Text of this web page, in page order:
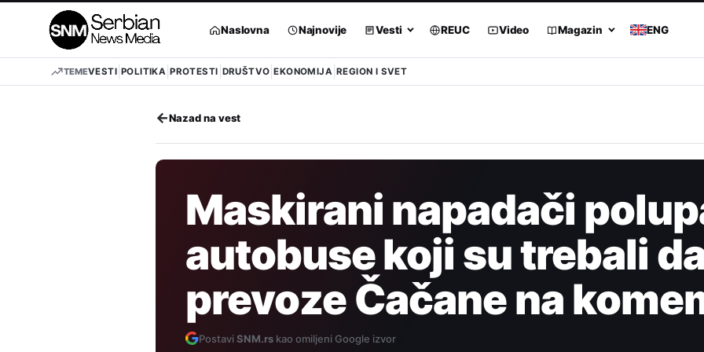
Naslovna Najnovije Vesti REUC Video Magazin ENG
TEMEVESTI POLITIKA PROTESTI DRUŠTVO EKONOMIJA REGION I SVET
←Nazad na vest
Maskirani napadači
autobuse koji su trebali
prevoze Čačane na
PostaviSNM.rs kao omiljeni Google izvor